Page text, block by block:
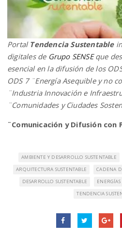
Portal Tendencia Sustentable
digitales de Grupo SENSEque
esencial en la difusión de los
ODS 7 ¨Energía Asequible y no
¨Industria Innovación e
¨Comunidades y Ciudades
¨Comunicación y Difusión con
AMBIENTE Y DESARROLLO SUSTENTABLE
ARQUITECTURA SUSTENTABLE
CADENA
DESARROLLO SUSTENTABLE
TENDENCIA